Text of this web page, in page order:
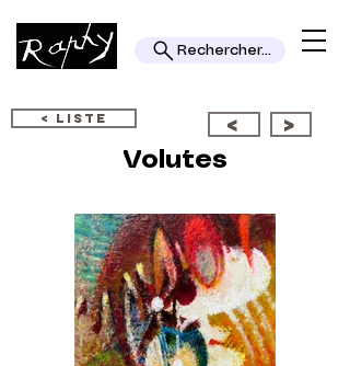
Rechercher...
< LISTE < >
Volutes